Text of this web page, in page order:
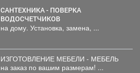
САНТЕХНИКА - ПОВЕРКА
ВОДОСЧЕТЧИКОВ
на дому. Установка, замена, ...
ИЗГОТОВЛЕНИЕ МЕБЕЛИ - МЕБЕЛЬ
на заказ по вашим размерам! ...